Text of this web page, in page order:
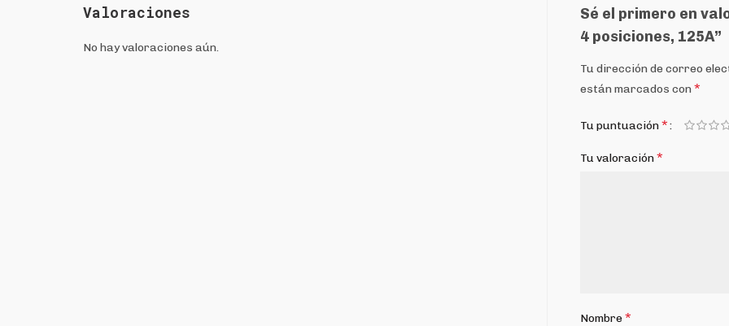
Valoraciones
No hay valoraciones aún.
Sé el primero en
4 posiciones, 125A”
Tu dirección de correo
están marcados con *
Tu puntuación*
Tu valoración*
Nombre*